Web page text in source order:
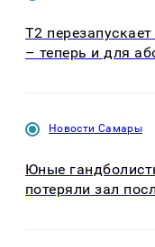
Т2
– теперь и для
Новости Самары
Юные
потеряли зал